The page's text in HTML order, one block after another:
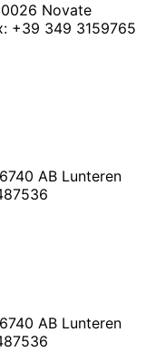
Novate
+39 349 3159765
AB Lunteren
AB Lunteren